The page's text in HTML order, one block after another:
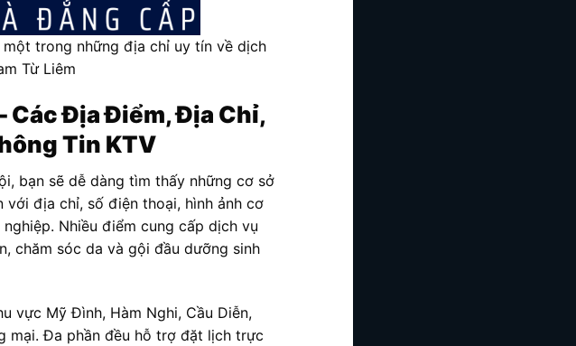
một trong những địa chỉ uy tín về dịch
Từ Liêm
Các Địa Điểm, Địa Chỉ,
Tin KTV
bạn sẽ dễ dàng tìm thấy những cơ sở
với địa chỉ, số điện thoại, hình ảnh cơ
Nhiều điểm cung cấp dịch vụ
chăm sóc da và gội đầu dưỡng sinh
vực Mỹ Đình, Hàm Nghi, Cầu Diễn,
mại. Đa phần đều hỗ trợ đặt lịch trực